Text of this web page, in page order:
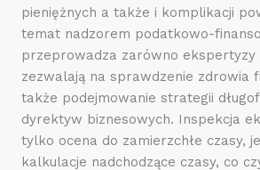
pieniężnych a także i komplikacji
temat nadzorem podatkowo-
przeprowadza zarówno ekspertyzy
zezwalają na sprawdzenie zdrowia
także podejmowanie strategii
dyrektyw biznesowych. Inspekcja
tylko ocena do zamierzchłe czasy,
kalkulacje nadchodzące czasy, co